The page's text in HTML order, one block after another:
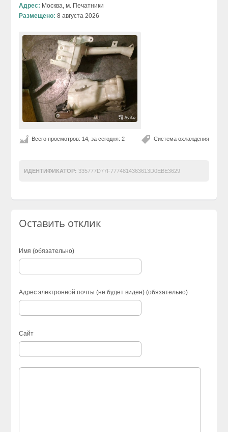
Адрес: Москва, м. Печатники
Размещено: 8 августа 2026
Система охлаждения
Всего просмотров: 14, за сегодня: 2
ИДЕНТИФИКАТОР: 335777D77F7774814363613D0EBE3629
Оставить отклик
Имя (обязательно)
Адрес электронной почты (не будет виден) (обязательно)
Сайт